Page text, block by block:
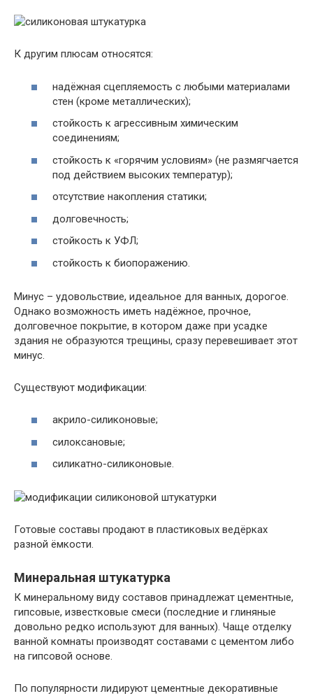
К другим плюсам относятся:
надёжная сцепляемость с любыми материалами
стен (кроме металлических);
стойкость к агрессивным химическим
соединениям;
стойкость к «горячим условиям» (не размягчается
под действием высоких температур);
отсутствие накопления статики;
долговечность;
стойкость к УФЛ;
стойкость к биопоражению.
Минус – удовольствие, идеальное для ванных, дорогое.
Однако возможность иметь надёжное, прочное,
долговечное покрытие, в котором даже при усадке
здания не образуются трещины, сразу перевешивает этот
минус.
Существуют модификации:
акрило-силиконовые;
силоксановые;
силикатно-силиконовые.
Готовые составы продают в пластиковых ведёрках
разной ёмкости.
Минеральная штукатурка
К минеральному виду составов принадлежат цементные,
гипсовые, известковые смеси (последние и глиняные
довольно редко используют для ванных). Чаще отделку
ванной комнаты производят составами с цементом либо
на гипсовой основе.
По популярности лидируют цементные декоративные